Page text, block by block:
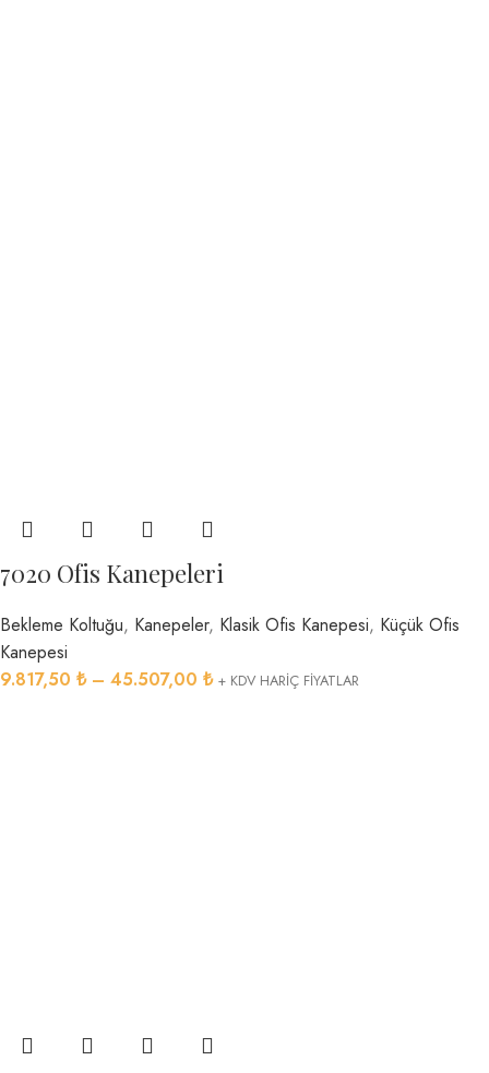
7020 Ofis Kanepeleri
Bekleme Koltuğu, Kanepeler, Klasik Ofis Kanepesi, Küçük Ofis
Kanepesi
9.817,50 ₺ – 45.507,00 ₺ + KDV HARİÇ FİYATLAR